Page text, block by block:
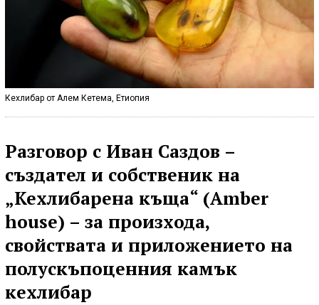
Кехлибар от Алем Кетема, Етиопия
Разговор с Иван Саздов –
създател и собственик на
„Кехлибарена къща“ (Amber
house) – за произхода,
свойствата и приложението на
полускъпоценния камък
кехлибар